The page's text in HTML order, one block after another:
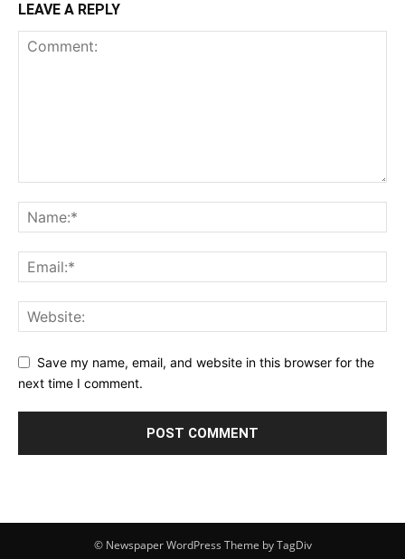
LEAVE A REPLY
Save my name, email, and website in this browser for the
next time I comment.
© Newspaper WordPress Theme by TagDiv